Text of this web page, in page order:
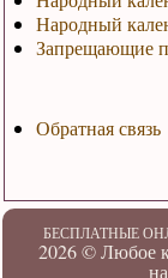
Народный
Запрещающие
Обратная связь
БЕСПЛАТНЫЕ
2026 ©Любое